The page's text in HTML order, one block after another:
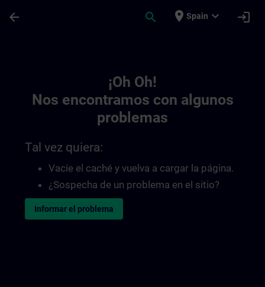
arrow_back search place Spain expand_more login
¡Oh Oh!
Nos encontramos con algunos
problemas
Tal vez quiera:
Vacíe el caché y vuelva a cargar la página.
¿Sospecha de un problema en el sitio?
Informar el problema